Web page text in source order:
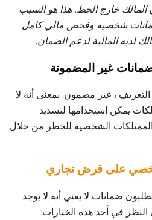
المالك خارج الحظ. هذا هو السبب
شخصية وفحص مالي كامل
لديه المالية لدعم الضمان.
غير المضمونة
، غير مضمون. بمعنى أنه لا
يمكن استخدامها لتسديد
الشخصية للخطر من خلال
على قرض تجاري
ضمانات لا يعني أنه لا يوجد
في أحد هذه الخيارات: